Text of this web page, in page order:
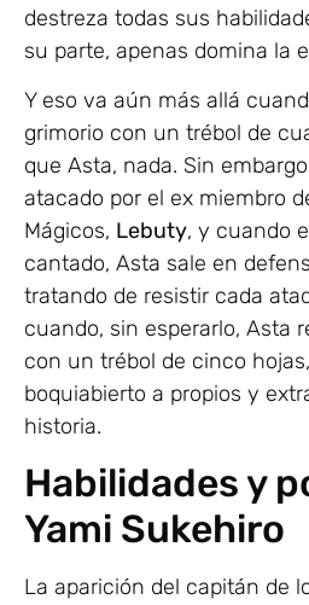
destreza todas sus
su parte, apenas domina la
Y eso va aún más allá
grimorio con un trébol de
que Asta, nada. Sin
atacado por el ex miembro
Mágicos, Lebuty, y cuando
cantado, Asta sale en
tratando de resistir cada
cuando, sin esperarlo, Asta
con un trébol de cinco
boquiabierto a propios y
historia.
Habilidades y
Yami Sukehiro
La aparición del capitán de